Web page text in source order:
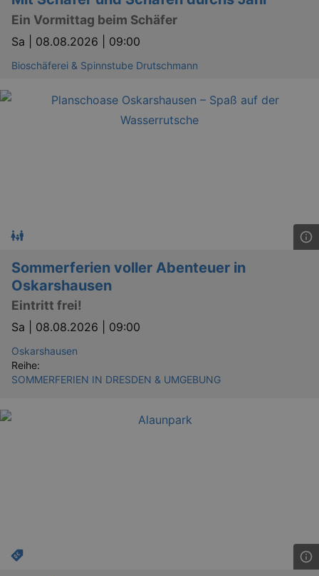
Ein Vormittag beim Schäfer
Sa | 08.08.2026 | 09:00
Bioschäferei & Spinnstube Drutschmann
Sommerferien voller Abenteuer in
Oskarshausen
Eintritt frei!
Sa | 08.08.2026 | 09:00
Oskarshausen
Reihe:
SOMMERFERIEN IN DRESDEN & UMGEBUNG